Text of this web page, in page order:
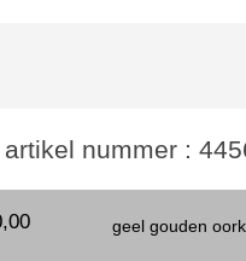
artikel nummer :
geel gouden